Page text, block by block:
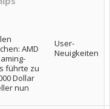
AMD
führte zu
Dollar
nun
User-
Neuigkeiten